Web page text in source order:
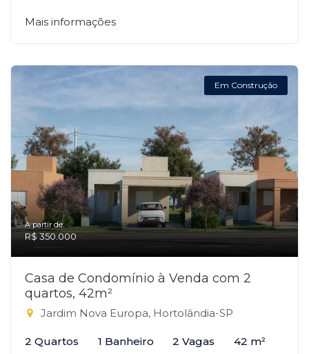
Mais informações
Em Construção
A partir de:
R$ 350.000
Casa de Condomínio à Venda com 2
quartos, 42m²
Jardim Nova Europa, Hortolândia-SP
2 Quartos 1 Banheiro 2 Vagas 42 m²